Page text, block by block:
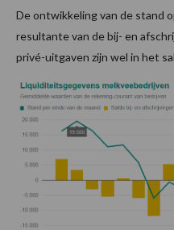
De ontwikkeling van de stand
resultante van de bij- en
privé-uitgaven zijn wel in het